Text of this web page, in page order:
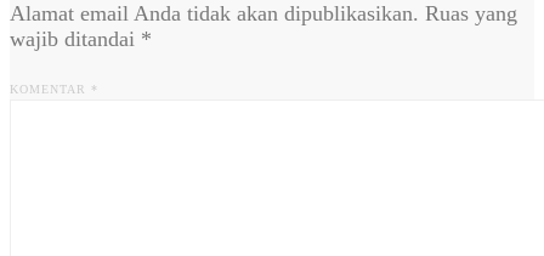
Alamat email Anda tidak akan dipublikasikan. Ruas yang
wajib ditandai *
KOMENTAR *